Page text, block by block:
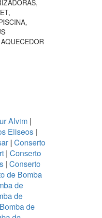
Alvim |
Eliseos |
| Conserto
| Conserto
| Conserto
de Bomba
de
de
de